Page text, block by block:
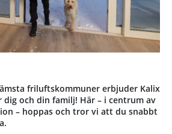
friluftskommuner erbjuder Kalix
och din familj! Här – i centrum av
– hoppas och tror vi att du snabbt